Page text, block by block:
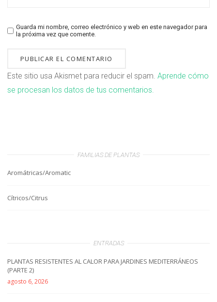
Guarda mi nombre, correo electrónico y web en este navegador para
la próxima vez que comente.
Este sitio usa Akismet para reducir el spam. Aprende cómo
se procesan los datos de tus comentarios.
FAMILIAS DE PLANTAS
Aromátricas/Aromatic
Cítricos/Citrus
ENTRADAS
PLANTAS RESISTENTES AL CALOR PARA JARDINES MEDITERRÁNEOS
(PARTE 2)
agosto 6, 2026